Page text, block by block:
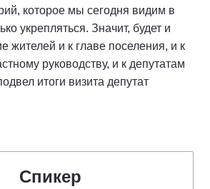
которое мы сегодня видим в
укрепляться. Значит, будет и
жителей и к главе поселения, и к
руководству, и к депутатам
итоги визита депутат
Спикер